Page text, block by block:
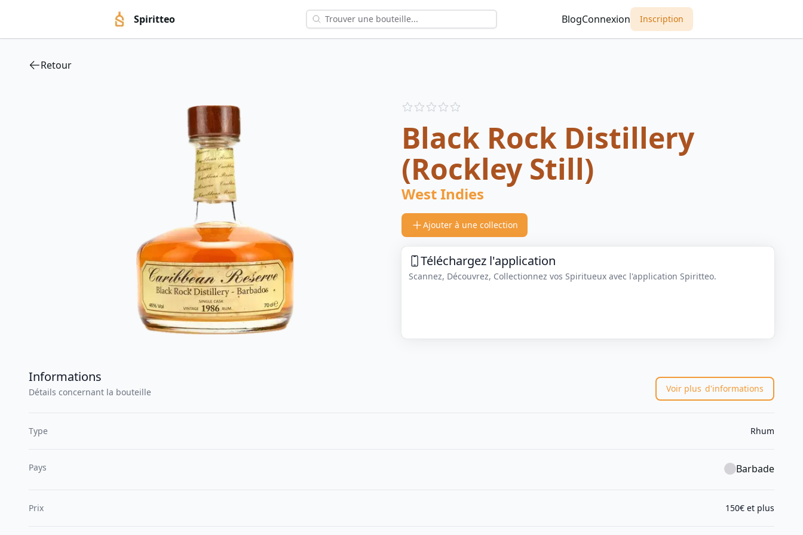
Spiritteo BlogConnexion Inscription
Retour
Reviews
Black Rock Distillery
(Rockley Still)
West Indies
Ajouter à une collection
Téléchargez l'application
Scannez, Découvrez, Collectionnez vos Spiritueux avec l'application Spiritteo.
Informations
Détails concernant la bouteille Voir plus d'informations
Type Rhum
Pays Barbade
Prix 150€ et plus